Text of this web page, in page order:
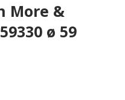
More &
ø 59